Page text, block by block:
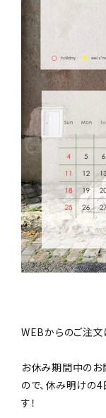
ギャラリー・シーン
エキシビジョン・展
過去販売
INFORMATION
WEBからのご注文
お休み期間中の
ので、休み明けの
す！